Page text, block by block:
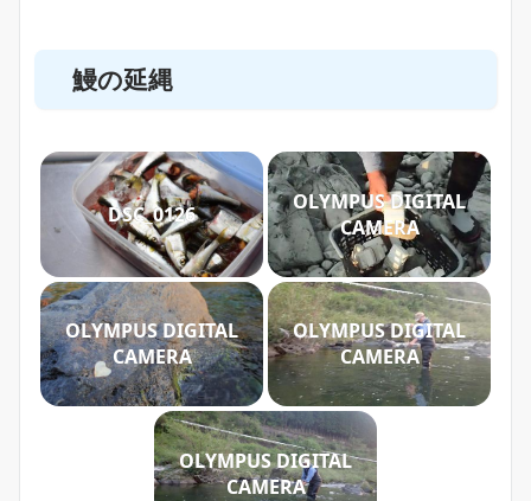
鰻の延縄
DSC_0126
OLYMPUS DIGITAL
CAMERA
OLYMPUS DIGITAL
CAMERA
OLYMPUS DIGITAL
CAMERA
OLYMPUS DIGITAL
CAMERA